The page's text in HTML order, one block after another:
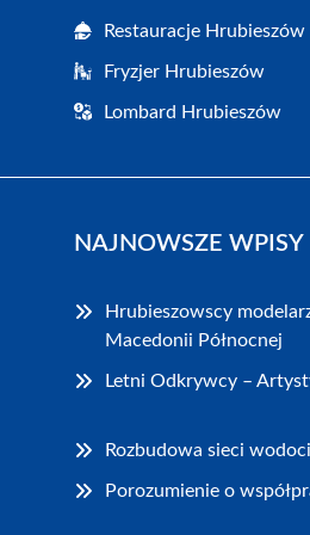
Restauracje Hrubieszów
Fryzjer Hrubieszów
Lombard Hrubieszów
NAJNOWSZE WPISY
Hrubieszowscy
Macedonii Północnej
Letni Odkrywcy –
Rozbudowa sieci
Porozumienie o